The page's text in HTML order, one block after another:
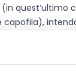
(in quest’ultimo
capofila),
Distretto del
in forma